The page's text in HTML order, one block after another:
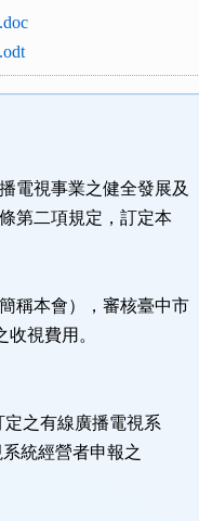
電視事業之健全發展及
第二項規定，訂定本
稱本會），審核臺中市
視費用。
之有線廣播電視系
統經營者申報之